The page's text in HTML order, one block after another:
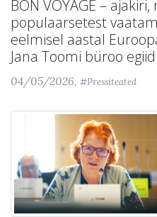
BON VOYAGE –
populaarsetest
eelmisel aastal
Jana Toomi büroo
04/05/2026, #Pressiteated